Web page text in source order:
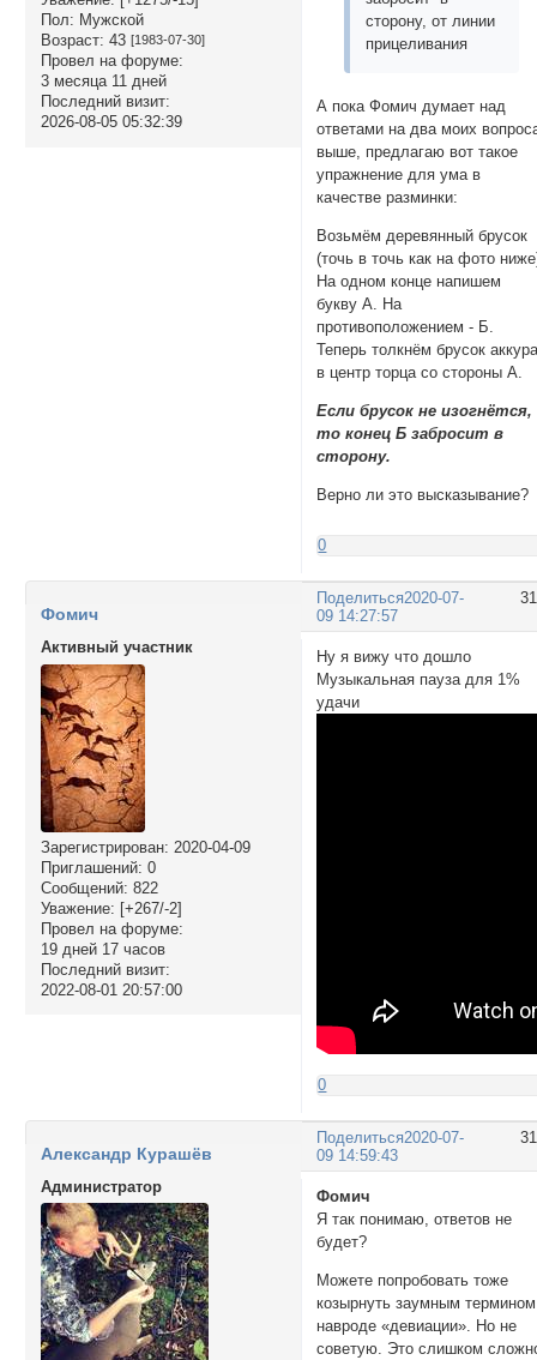
Пол: Мужской
Возраст: 43 [1983-07-30]
Провел на форуме:
3 месяца 11 дней
Последний визит:
2026-08-05 05:32:39
сторону, от линии
прицеливания
А пока Фомич думает над
ответами на два моих
выше, предлагаю вот такое
упражнение для ума в
качестве разминки:
Возьмём деревянный брусок
(точь в точь как на фото
На одном конце напишем
букву А. На
противоположением - Б.
Теперь толкнём брусок
в центр торца со стороны А.
Если брусок не изогнётся,
то конец Б забросит в
сторону.
Верно ли это высказывание?
0
Поделиться2020-07-
09 14:27:57
Фомич
Активный участник
Зарегистрирован: 2020-04-09
Приглашений: 0
Сообщений: 822
Уважение: [+267/-2]
Провел на форуме:
19 дней 17 часов
Последний визит:
2022-08-01 20:57:00
Ну я вижу что дошло
Музыкальная пауза для 1%
удачи
0
Поделиться2020-07-
09 14:59:43
Александр Курашёв
Администратор
Фомич
Я так понимаю, ответов не
будет?
Можете попробовать тоже
козырнуть заумным термином
навроде «девиации». Но не
советую. Это слишком